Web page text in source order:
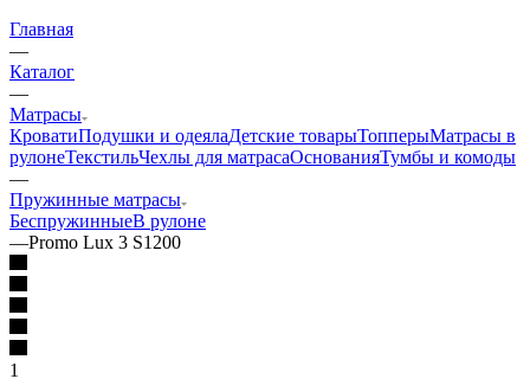
Главная
—
Каталог
—
Матрасы
КроватиПодушки и одеялаДетские товарыТопперыМатрасы в
рулонеТекстильЧехлы для матрасаОснованияТумбы и комоды
—
Пружинные матрасы
БеспружинныеВ рулоне
—Promo Lux 3 S1200
1